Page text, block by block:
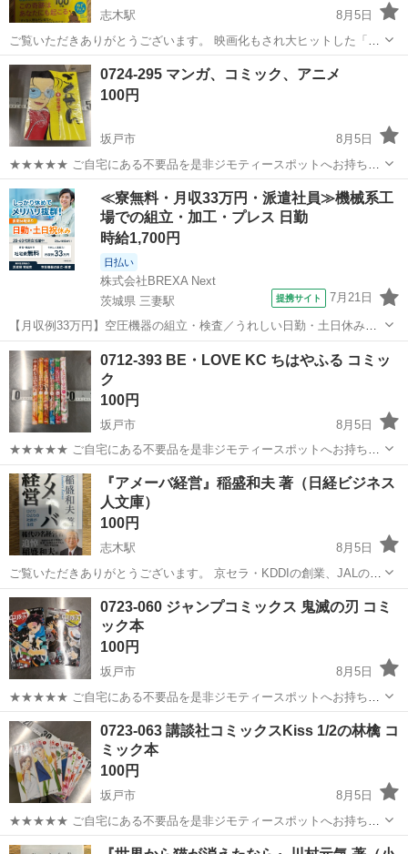
志木駅
8月5日
ご覧いただきありがとうございます。 映画化もされ大ヒットした「ビ
リギャル」こと、坪田信貴 著『学年ビリのギャルが1年で偏差値を40
上げて慶應大学に現役合格した話 文庫特別版』（角川文庫）です。 偏
差値30の金髪ギャル「さ...
埼玉 志木市 本/CD/DVD
0724-295 マンガ、コミック、アニメ
100円
坂戸市
8月5日
★★★★★ ご自宅にある不要品を是非ジモティースポットへお持ち込
みしませんか？ 家電、趣味・スポーツ・レジャー用品、こども用品、
衣料服飾品、生活雑貨、家具、本、CD・DVDなどが無料でまとめて持
ち込めます！ ※詳細はこ...
埼玉 坂戸市 マンガ、コミック、アニメ スポット
≪寮無料・月収33万円・派遣社員≫機械系工
場での組立・加工・プレス 日勤
時給1,700円
日払い
株式会社BREXA Next
茨城県 三妻駅
提携サイト 7月21日
【月収例33万円】空圧機器の組立・検査／うれしい日勤・土日休み／
無料の社宅付き◎ 人気の工場のお仕事 ◇空気圧制御機器製品の組立・
検査作業◇ ・調整機器の組立作業 ★工場未経験者でも安心して働ける
環境になります。 ★細...
茨城 常総市
0712-393 BE・LOVE KC ちはやふる コミッ
ク
100円
坂戸市
8月5日
★★★★★ ご自宅にある不要品を是非ジモティースポットへお持ち込
みしませんか？ 家電、趣味・スポーツ・レジャー用品、こども用品、
衣料服飾品、生活雑貨、家具、本、CD・DVDなどが無料でまとめて持
ち込めます！ ※詳細はこ...
埼玉 坂戸市 マンガ、コミック、アニメ ちはやふる
『アメーバ経営』稲盛和夫 著（日経ビジネス
人文庫）
100円
志木駅
8月5日
ご覧いただきありがとうございます。 京セラ・KDDIの創業、JALの再
生などを成し遂げた名経営者、稲盛和夫 氏の代表作『アメーバ経営』
（日経ビジネス人文庫）です。 組織を「アメーバ」と呼ばれる小集団
に分け、独立採算制をと...
埼玉 志木市 本/CD/DVD
0723-060 ジャンプコミックス 鬼滅の刃 コミ
ック本
100円
坂戸市
8月5日
★★★★★ ご自宅にある不要品を是非ジモティースポットへお持ち込
みしませんか？ 家電、趣味・スポーツ・レジャー用品、こども用品、
衣料服飾品、生活雑貨、家具、本、CD・DVDなどが無料でまとめて持
ち込めます！ ※詳細はこ...
埼玉 坂戸市 マンガ、コミック、アニメ
0723-063 講談社コミックスKiss 1/2の林檎 コ
ミック本
100円
坂戸市
8月5日
★★★★★ ご自宅にある不要品を是非ジモティースポットへお持ち込
みしませんか？ 家電、趣味・スポーツ・レジャー用品、こども用品、
埼玉 坂戸市 マンガ、コミック、アニメ スポット